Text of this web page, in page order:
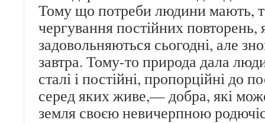
Тому що потреби людини мають,
чергування постійних повторень,
задовольняються сьогодні, але
завтра. Тому-то природа дала
сталі і постійні, пропорційні до
серед яких живе,— добра, які
земля своєю невичерпною